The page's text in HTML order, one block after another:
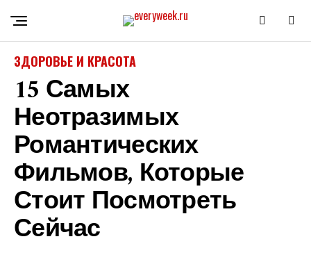
ЗДОРОВЬЕ И КРАСОТА
15 Самых
Неотразимых
Романтических
Фильмов, Которые
Стоит Посмотреть
Сейчас